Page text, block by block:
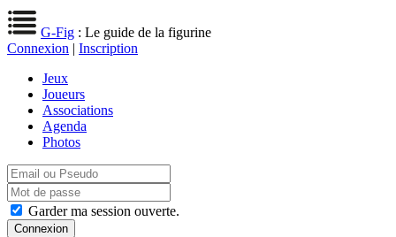
G-Fig : Le guide de la figurine
Connexion | Inscription
Jeux
Joueurs
Associations
Agenda
Photos
Garder ma session ouverte.